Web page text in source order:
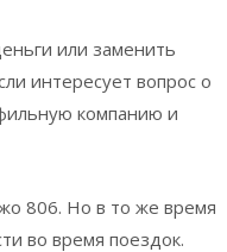
или заменить
интересует вопрос о
компанию и
806. Но в то же время
во время поездок.